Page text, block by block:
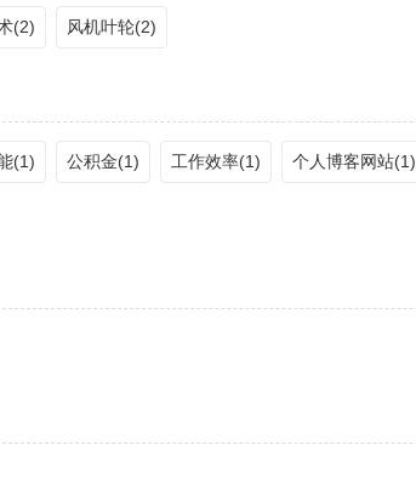
(2) 风机叶轮(2)
(1) 公积金(1) 工作效率(1) 个人博客网站(1)